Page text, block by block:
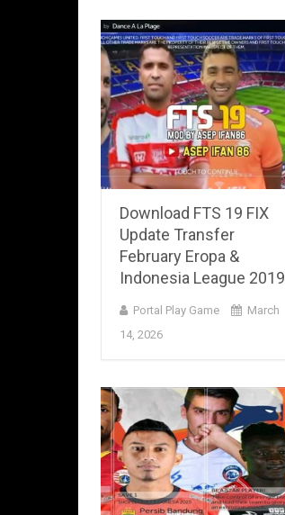
Download FTS 19 FIX
Update Transfer
February Eropa &
Indonesia League 2019
Portal Play Game
March
14, 2026